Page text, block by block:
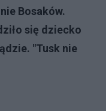
Bosaków.
się dziecko
"Tusk nie